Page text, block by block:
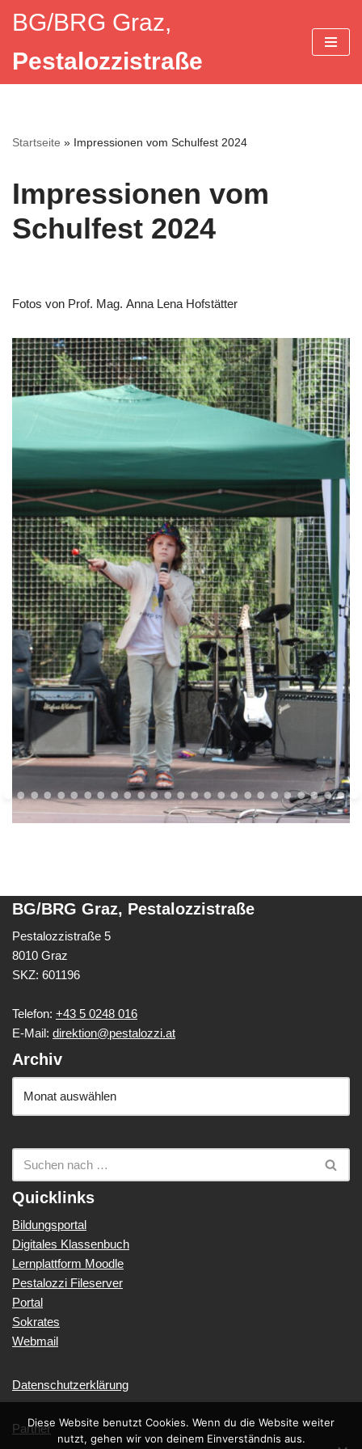
Inhalt
springen
BG/BRG Graz,
Pestalozzistraße
Startseite » Impressionen vom Schulfest 2024
Impressionen vom
Schulfest 2024
Fotos von Prof. Mag. Anna Lena Hofstätter
BG/BRG Graz, Pestalozzistraße
Pestalozzistraße 5
8010 Graz
SKZ: 601196
Telefon: +43 5 0248 016
E-Mail: direktion@pestalozzi.at
Archiv
Quicklinks
Bildungsportal
Digitales Klassenbuch
Lernplattform Moodle
Pestalozzi Fileserver
Portal
Sokrates
Webmail
Datenschutzerklärung
Partner
Diese Website benutzt Cookies. Wenn du die Website weiter
nutzt, gehen wir von deinem Einverständnis aus.